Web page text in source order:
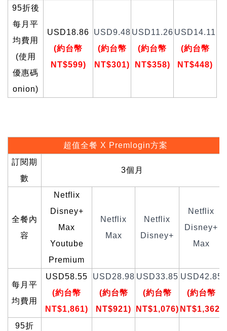
95折後
每月平
均費用
(使用
優惠碼
onion)
USD18.86
(約台幣
NT$599)
USD9.48
(約台幣
NT$301)
USD11.26
(約台幣
NT$358)
USD14.11
(約台幣
NT$448)
超值全餐 X Premlogin方案
訂閱期
數
3個月
全餐內
容
Netflix
Disney+
Max
Youtube
Premium
Netflix
Max
Netflix
Disney+
Netflix
Disney+
Max
每月平
均費用
USD58.55
(約台幣
NT$1,861)
USD28.98
(約台幣
NT$921)
USD33.85
(約台幣
NT$1,076)
USD42.85
(約台幣
NT$1,362)
95折